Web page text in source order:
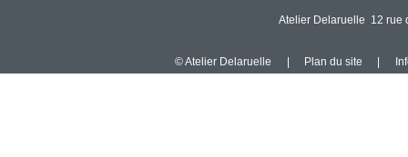
Atelier Delaruelle 12 rue
© Atelier Delaruelle | Plan du site |